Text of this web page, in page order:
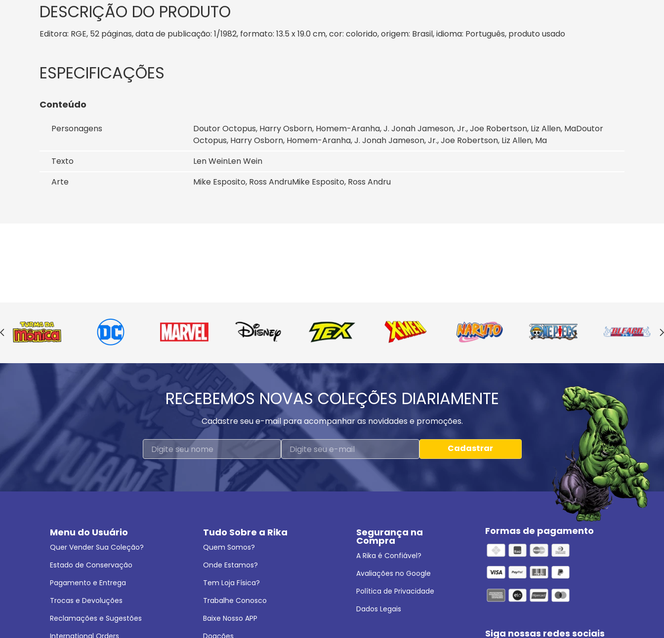
DESCRIÇÃO DO PRODUTO
Editora: RGE, 52 páginas, data de publicação: 1/1982, formato: 13.5 x 19.0 cm, cor: colorido, origem: Brasil, idioma: Português, produto usado
Conteúdo
Personagens Doutor Octopus, Harry Osborn, Homem-Aranha, J. Jonah Jameson, Jr., Joe Robertson, Liz Allen, MaDoutor
Octopus, Harry Osborn, Homem-Aranha, J. Jonah Jameson, Jr., Joe Robertson, Liz Allen, Ma
Texto
Len WeinLen Wein
Arte
Mike Esposito, Ross AndruMike Esposito, Ross Andru
RECEBEMOS NOVAS COLEÇÕES DIARIAMENTE
Cadastre seu e-mail para acompanhar as novidades e promoções.
Cadastrar
Menu do Usuário
Quer Vender Sua Coleção?
Estado de Conservação
Pagamento e Entrega
Trocas e Devoluções
Reclamações e Sugestões
Tudo Sobre a Rika
Quem Somos?
Onde Estamos?
Tem Loja Física?
Trabalhe Conosco
Baixe Nosso APP
Segurança na
Compra
A Rika é Confiável?
Avaliações no Google
Política de Privacidade
Dados Legais
Formas de pagamento
Siga nossas redes sociais